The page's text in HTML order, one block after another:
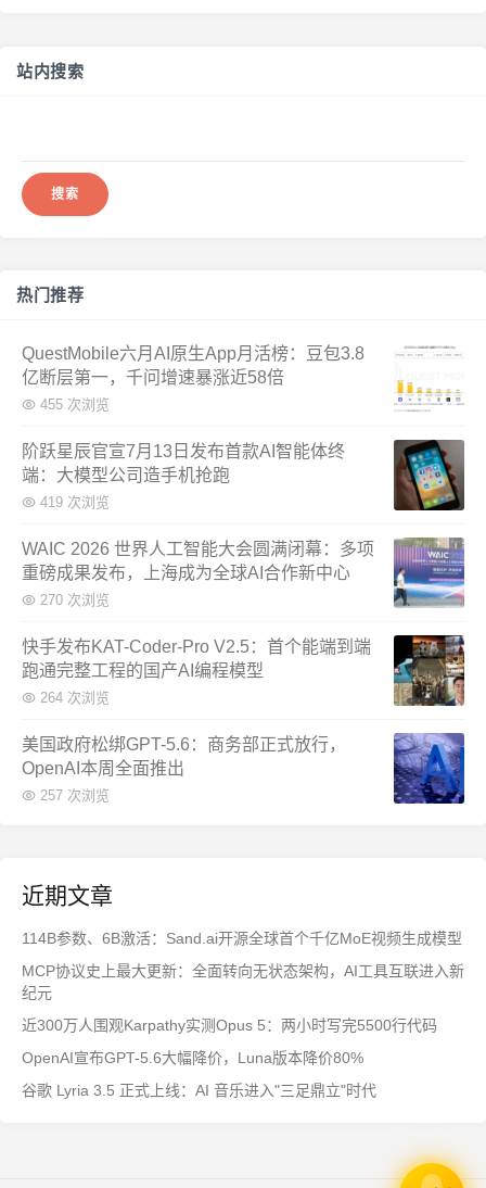
站内搜索
热门推荐
QuestMobile六月AI原生App月活榜：豆包3.8
亿断层第一，千问增速暴涨近58倍
455 次浏览
阶跃星辰官宣7月13日发布首款AI智能体终
端：大模型公司造手机抢跑
419 次浏览
WAIC 2026 世界人工智能大会圆满闭幕：多项
重磅成果发布，上海成为全球AI合作新中心
270 次浏览
快手发布KAT-Coder-Pro V2.5：首个能端到端
跑通完整工程的国产AI编程模型
264 次浏览
美国政府松绑GPT-5.6：商务部正式放行，
OpenAI本周全面推出
257 次浏览
近期文章
114B参数、6B激活：Sand.ai开源全球首个千亿MoE视频生成模型
MCP协议史上最大更新：全面转向无状态架构，AI工具互联进入新
纪元
近300万人围观Karpathy实测Opus 5：两小时写完5500行代码
OpenAI宣布GPT-5.6大幅降价，Luna版本降价80%
谷歌 Lyria 3.5 正式上线：AI 音乐进入"三足鼎立"时代